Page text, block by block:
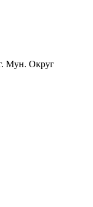
Мун. Округ